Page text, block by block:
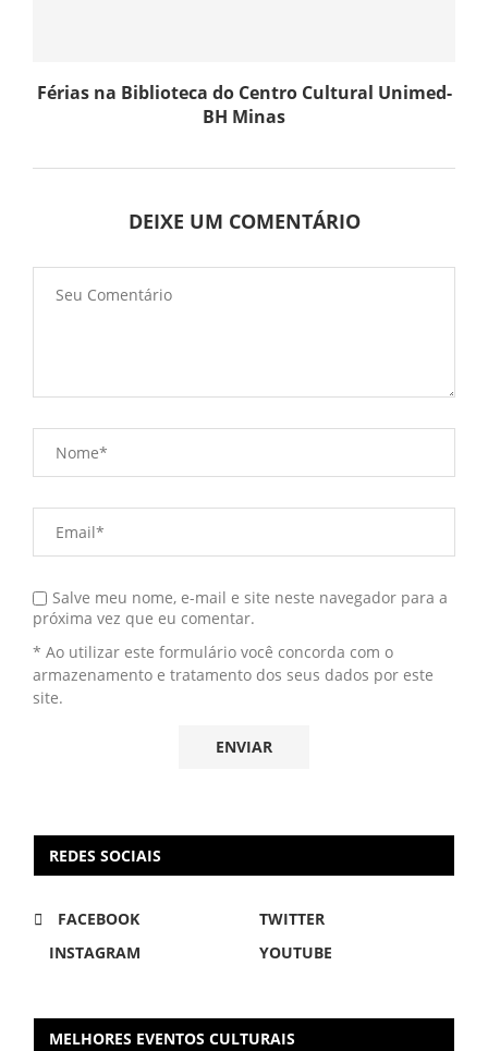
Férias na Biblioteca do Centro Cultural Unimed-
BH Minas
DEIXE UM COMENTÁRIO
Salve meu nome, e-mail e site neste navegador para a
próxima vez que eu comentar.
* Ao utilizar este formulário você concorda com o
armazenamento e tratamento dos seus dados por este
site.
REDES SOCIAIS
FACEBOOK
TWITTER
INSTAGRAM
YOUTUBE
MELHORES EVENTOS CULTURAIS